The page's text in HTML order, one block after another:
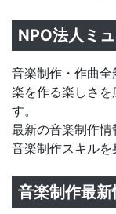
NPO法人ミ
音楽制作・作曲
楽を作る楽しさ
す。
最新の音楽制作
音楽制作スキルを
音楽制作最